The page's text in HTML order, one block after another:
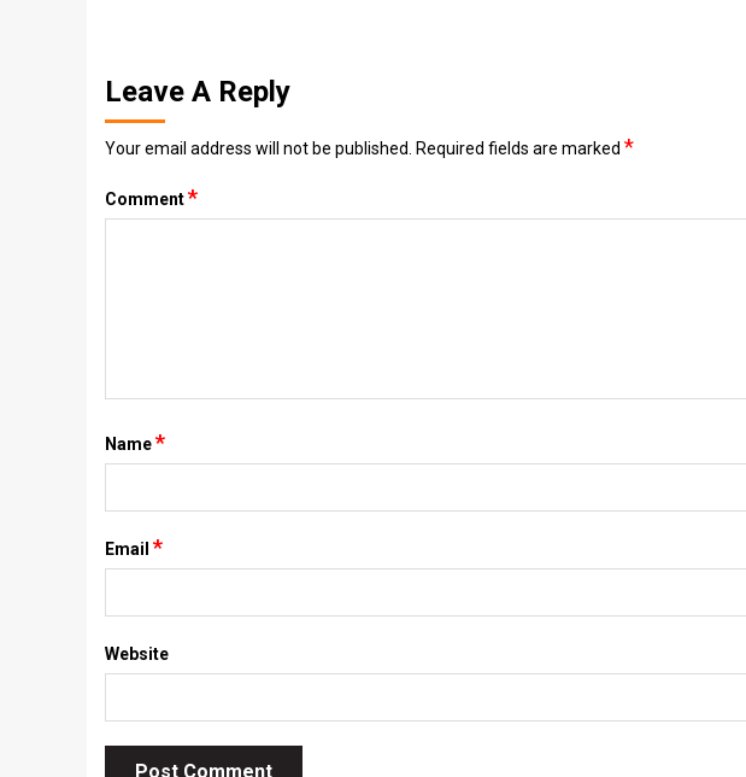
Leave A Reply
Your email address will not be published. Required fields are marked *
Comment*
Name*
Email *
Website